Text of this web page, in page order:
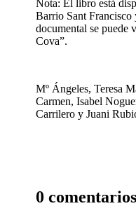
Nota: El libro está
Barrio Sant Francisco
documental se puede
Cova”.
Mº Ángeles, Teresa
Carmen, Isabel
Carrilero y Juani
0 comentarios